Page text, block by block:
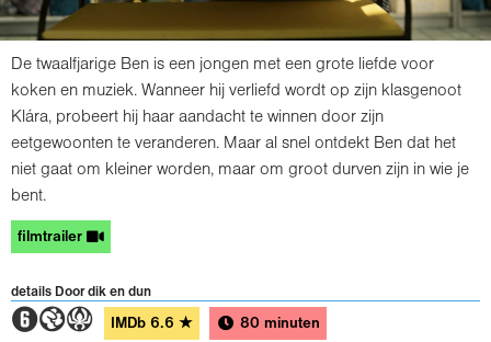
De twaalfjarige Ben is een jongen met een grote liefde voor
koken en muziek. Wanneer hij verliefd wordt op zijn klasgenoot
Klára, probeert hij haar aandacht te winnen door zijn
eetgewoonten te veranderen. Maar al snel ontdekt Ben dat het
niet gaat om kleiner worden, maar om groot durven zijn in wie je
bent.
filmtrailer
details Door dik en dun
2GA IMDb 6.6 ★ 80 minuten